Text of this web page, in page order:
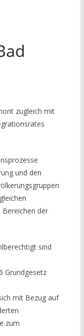
zugleich mit
und den
der
sind
Grundgesetz
mit Bezug auf
zum